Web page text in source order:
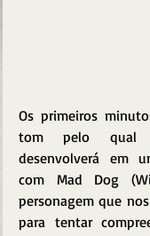
Os primeiros
tom pelo qual
desenvolverá em
com Mad Dog
personagem que
para tentar